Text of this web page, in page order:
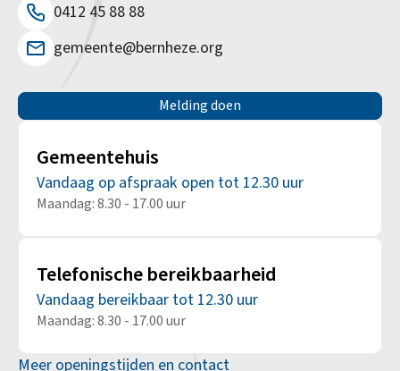
0412 45 88 88
gemeente@bernheze.org
Melding doen
Gemeentehuis
Vandaag op afspraak open tot 12.30 uur
Maandag: 8.30 - 17.00 uur
Telefonische bereikbaarheid
Vandaag bereikbaar tot 12.30 uur
Maandag: 8.30 - 17.00 uur
Meer openingstijden en contact